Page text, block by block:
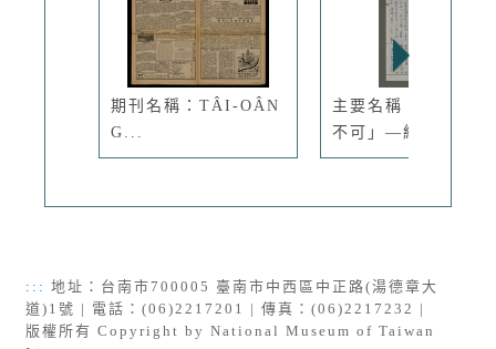
期刊名稱：TÂI-OÂN
G...
主要名稱：「兩可一
不可」—給...
::: 地址：台南市700005 臺南市中西區中正路(湯德章大
道)1號 | 電話：(06)2217201 | 傳真：(06)2217232 |
版權所有 Copyright by National Museum of Taiwan